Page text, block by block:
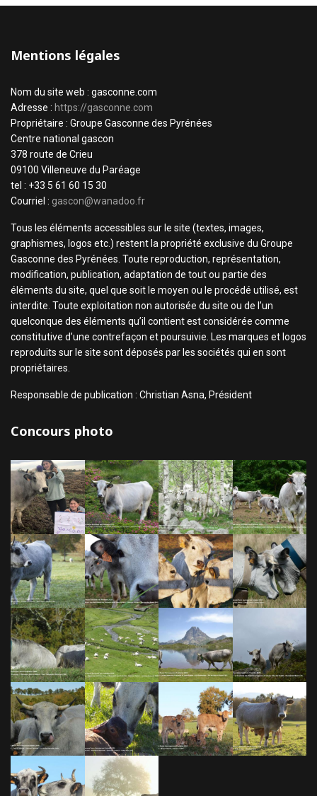
Mentions légales
Nom du site web : gasconne.com
Adresse : https://gasconne.com
Propriétaire : Groupe Gasconne des Pyrénées
Centre national gascon
378 route de Crieu
09100 Villeneuve du Paréage
tel : +33 5 61 60 15 30
Courriel : gascon@wanadoo.fr
Tous les éléments accessibles sur le site (textes, images,
graphismes, logos etc.) restent la propriété exclusive du Groupe
Gasconne des Pyrénées. Toute reproduction, représentation,
modification, publication, adaptation de tout ou partie des
éléments du site, quel que soit le moyen ou le procédé utilisé, est
interdite. Toute exploitation non autorisée du site ou de l’un
quelconque des éléments qu’il contient est considérée comme
constitutive d’une contrefaçon et poursuivie. Les marques et logos
reproduits sur le site sont déposés par les sociétés qui en sont
propriétaires.
Responsable de publication : Christian Asna, Président
Concours photo